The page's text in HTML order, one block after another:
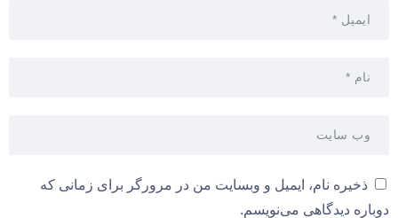
ذخیره نام، ایمیل و وبسایت من در مرورگر برای زمانی که
دوباره دیدگاهی می‌نویسم.